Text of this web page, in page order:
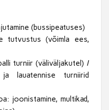
(bussipeatuses)
tutvustus (võimla ees,
turniir (väliväljakutel) /
lauatennise turniirid
joonistamine, multikad,